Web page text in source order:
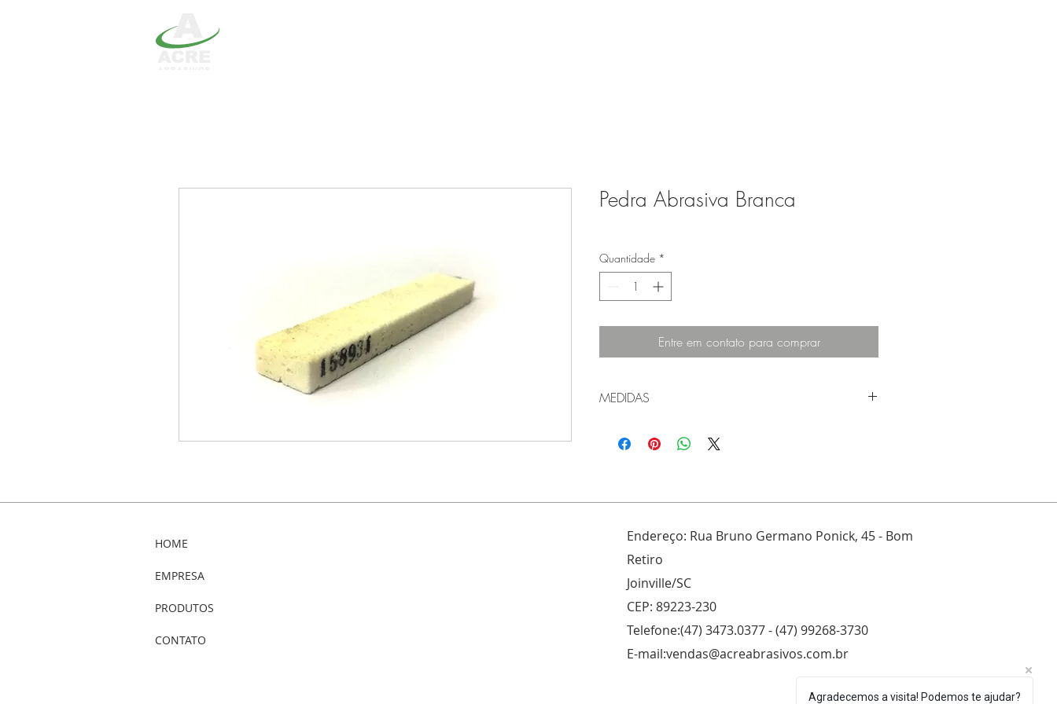
Pedra Abrasiva Branca
Quantidade *
Entre em contato para comprar
MEDIDAS
100 x 19 x 13 #100
100 x 25 x 15 #80
100 x 50 x 25 #80
115 x 20 x 10 #400
150 x 76 x 50 #80
HOME
EMPRESA
PRODUTOS
CONTATO
Endereço: Rua Bruno Germano Ponick, 45 - Bom
Retiro
Joinville/SC
CEP: 89223-230
Telefone:(47) 3473.0377 - (47) 99268-3730
E-mail:vendas@acreabrasivos.com.br
Agradecemos a visita! Podemos te ajudar?